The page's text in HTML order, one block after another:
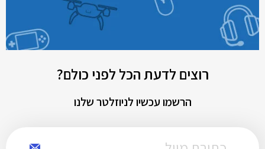
רוצים לדעת הכל לפני כולם?
הרשמו עכשיו לניוזלטר שלנו